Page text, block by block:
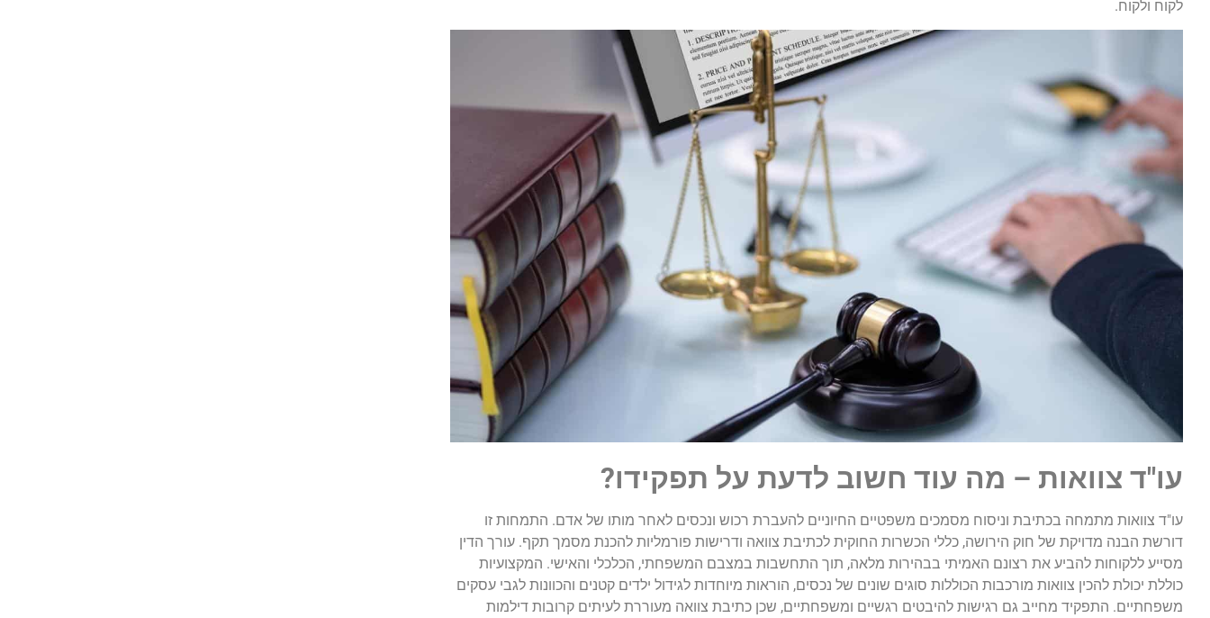
לקוח ולקוח.
עו"ד צוואות – מה עוד חשוב לדעת על תפקידו?
עו"ד צוואות מתמחה בכתיבת וניסוח מסמכים משפטיים החיוניים להעברת רכוש ונכסים לאחר מותו של אדם. התמחות זו
דורשת הבנה מדויקת של חוק הירושה, כללי הכשרות החוקית לכתיבת צוואה ודרישות פורמליות להכנת מסמך תקף. עורך הדין
מסייע ללקוחות להביע את רצונם האמיתי בבהירות מלאה, תוך התחשבות במצבם המשפחתי, הכלכלי והאישי. המקצועיות
כוללת יכולת להכין צוואות מורכבות הכוללות סוגים שונים של נכסים, הוראות מיוחדות לגידול ילדים קטנים והכוונות לגבי עסקים
משפחתיים. התפקיד מחייב גם רגישות להיבטים רגשיים ומשפחתיים, שכן כתיבת צוואה מעוררת לעיתים קרובות דילמות